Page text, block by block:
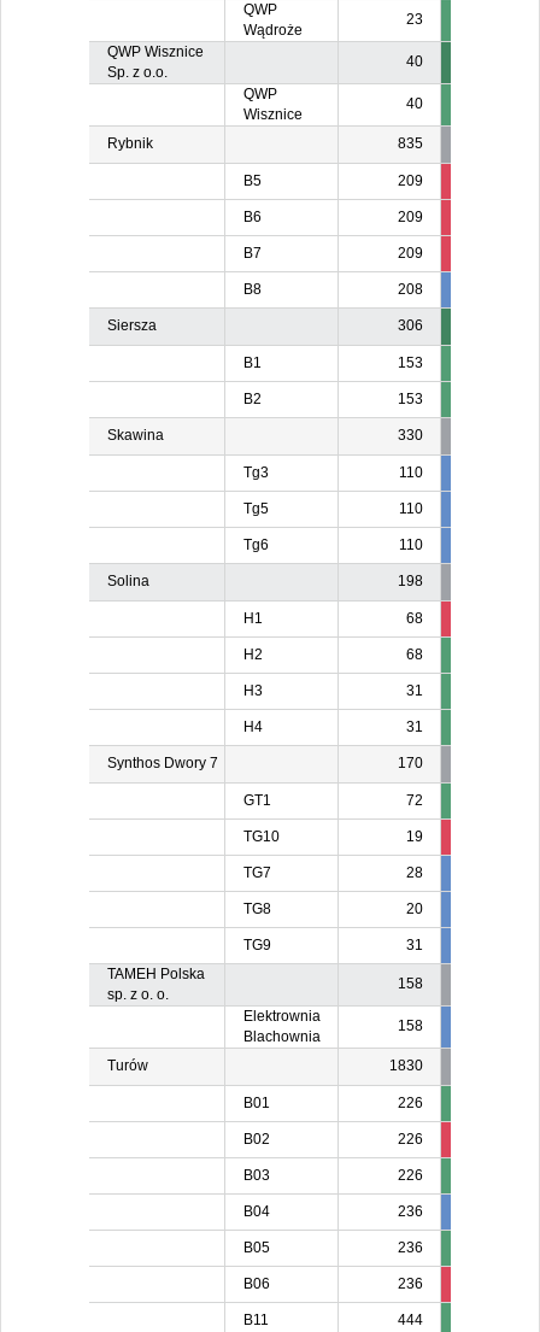
QWP
Wądroże
23
QWP Wisznice
Sp. z o.o.
40
QWP
Wisznice
40
Rybnik 835
B5 209
B6 209
B7 209
B8 208
Siersza 306
B1 153
B2 153
Skawina 330
Tg3 110
Tg5 110
Tg6 110
Solina 198
H1 68
H2 68
H3 31
H4 31
Synthos Dwory 7 170
GT1 72
TG10 19
TG7 28
TG8 20
TG9 31
TAMEH Polska
sp. z o. o.
158
Elektrownia
Blachownia
158
Turów 1830
B01 226
B02 226
B03 226
B04 236
B05 236
B06 236
B11 444